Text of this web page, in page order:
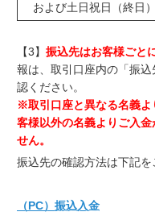
および土日祝日（終日）
【3】 振込先はお客様ごと
報は、取引口座内の「振
認ください。
※取引口座と異なる名義よ
客様以外の名義よりご入
せん。
振込先の確認方法は下記を
（PC）振込入金